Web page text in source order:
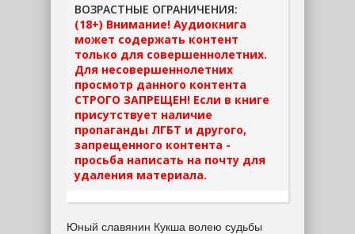
ВОЗРАСТНЫЕ ОГРАНИЧЕНИЯ:
(18+) Внимание! Аудиокнига
может содержать контент
только для совершеннолетних.
Для несовершеннолетних
просмотр данного контента
СТРОГО ЗАПРЕЩЕН! Если в книге
присутствует наличие
пропаганды ЛГБТ и другого,
запрещенного контента -
просьба написать на почту для
удаления материала.
Юный славянин Кукша волею судьбы